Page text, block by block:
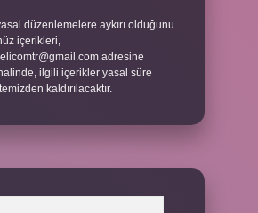
düzenlemelere aykırı olduğunu
içerikleri,
adresine
ilgili içerikler yasal süre
kaldırılacaktır.